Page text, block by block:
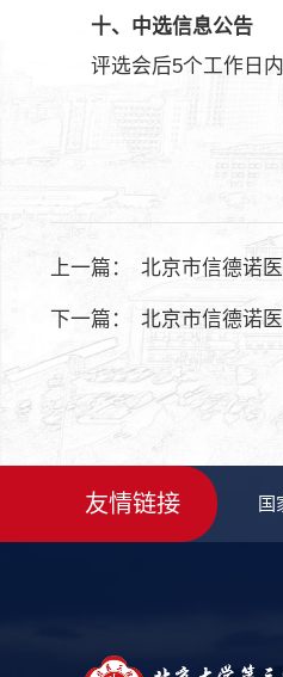
十、中选信息公告
评选会后5个工作日
上一篇： 北京市信德诺
下一篇： 北京市信德诺
友情链接 国